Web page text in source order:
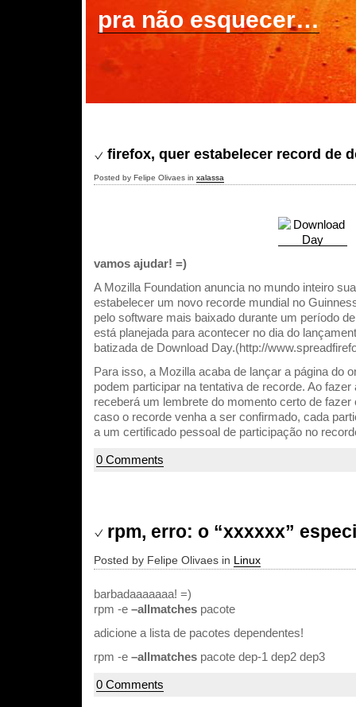
pra não esquecer…
firefox, quer estabelecer record de
Posted by Felipe Olivaes in xalassa
vamos ajudar! =)
A Mozilla Foundation anuncia no mundo inteiro
estabelecer um novo recorde mundial no
pelo software mais baixado durante um período
está planejada para acontecer no dia do
batizada de Download Day.(http://
Para isso, a Mozilla acaba de lançar a página do
podem participar na tentativa de recorde. Ao
receberá um lembrete do momento certo de fazer
caso o recorde venha a ser confirmado, cada
a um certificado pessoal de participação no
0 Comments
rpm, erro: o “xxxxxx”
Posted by Felipe Olivaes in Linux
barbadaaaaaaa! =)
rpm -e –allmatches pacote
adicione a lista de pacotes dependentes!
rpm -e –allmatches pacote dep-1 dep2 dep3
0 Comments